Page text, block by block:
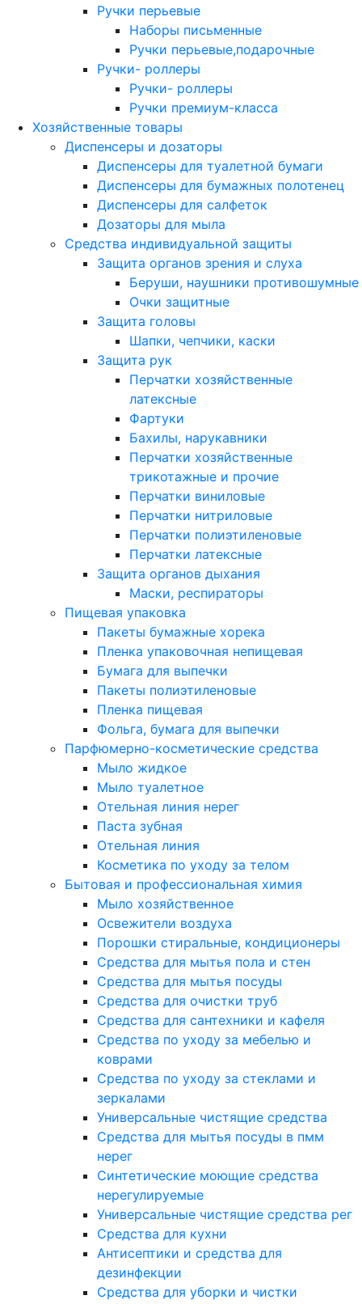
Ручки перьевые
Наборы письменные
Ручки перьевые,подарочные
Ручки- роллеры
Ручки- роллеры
Ручки премиум-класса
Хозяйственные товары
Диспенсеры и дозаторы
Диспенсеры для туалетной бумаги
Диспенсеры для бумажных полотенец
Диспенсеры для салфеток
Дозаторы для мыла
Средства индивидуальной защиты
Защита органов зрения и слуха
Беруши, наушники противошумные
Очки защитные
Защита головы
Шапки, чепчики, каски
Защита рук
Перчатки хозяйственные
латексные
Фартуки
Бахилы, нарукавники
Перчатки хозяйственные
трикотажные и прочие
Перчатки виниловые
Перчатки нитриловые
Перчатки полиэтиленовые
Перчатки латексные
Защита органов дыхания
Маски, респираторы
Пищевая упаковка
Пакеты бумажные хорека
Пленка упаковочная непищевая
Бумага для выпечки
Пакеты полиэтиленовые
Пленка пищевая
Фольга, бумага для выпечки
Парфюмерно-косметические средства
Мыло жидкое
Мыло туалетное
Отельная линия нерег
Паста зубная
Отельная линия
Косметика по уходу за телом
Бытовая и профессиональная химия
Мыло хозяйственное
Освежители воздуха
Порошки стиральные, кондиционеры
Средства для мытья пола и стен
Средства для мытья посуды
Средства для очистки труб
Средства для сантехники и кафеля
Средства по уходу за мебелью и
коврами
Средства по уходу за стеклами и
зеркалами
Универсальные чистящие средства
Средства для мытья посуды в пмм
нерег
Синтетические моющие средства
нерегулируемые
Универсальные чистящие средства рег
Средства для кухни
Антисептики и средства для
дезинфекции
Средства для уборки и чистки